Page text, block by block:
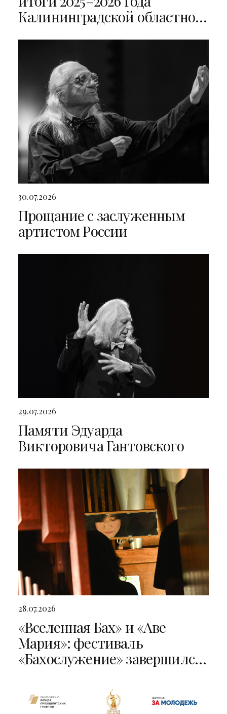
Калининградской областной
30.07.2026
Прощание с заслуженным
артистом России
29.07.2026
Памяти Эдуарда
Викторовича Гантовского
28.07.2026
«Вселенная Бах» и «Аве
Мария»: фестиваль
«Бахослужение» завершился